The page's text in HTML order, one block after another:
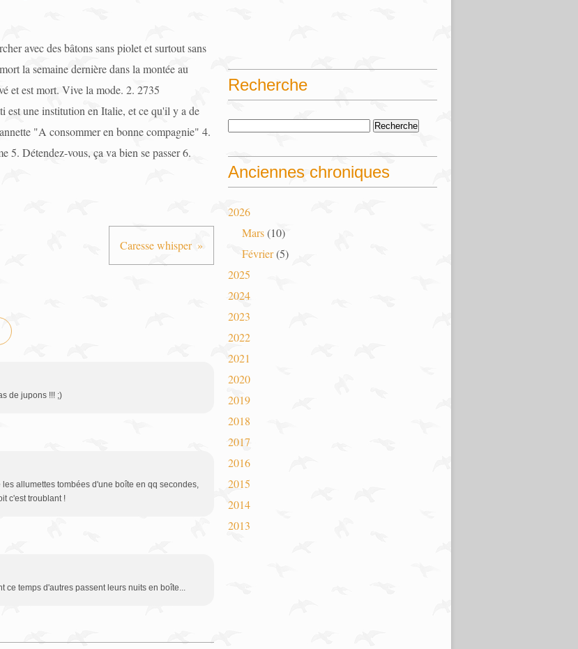
avec des bâtons sans piolet et surtout sans
la semaine dernière dans la montée au
et est mort. Vive la mode. 2. 2735
est une institution en Italie, et ce qu'il y a de
"A consommer en bonne compagnie" 4.
5. Détendez-vous, ça va bien se passer 6.
Caresse whisper
de jupons !!! ;)
allumettes tombées d'une boîte en qq secondes,
c'est troublant !
ce temps d'autres passent leurs nuits en boîte...
Recherche
Anciennes chroniques
2026
Mars(10)
Février(5)
2025
2024
2023
2022
2021
2020
2019
2018
2017
2016
2015
2014
2013